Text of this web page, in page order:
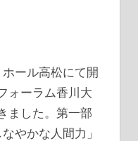
ール高松にて開
ォーラム香川大
ました。第一部
やかな人間力」